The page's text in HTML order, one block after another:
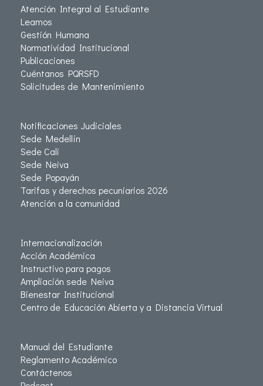
Atención Integral al Estudiante
Leamos
Gestión Humana
Normatividad Institucional
Publicaciones
Cuéntanos PQRSFD
Solicitudes de Mantenimiento
Notificaciones Judiciales
Sede Medellín
Sede Cali
Sede Neiva
Sede Popayán
Tarifas y derechos pecuniarios 2026
Atención a la comunidad
Internacionalización
Acción Académica
Instructivo para pagos
Ampliación sede Neiva
Bienestar Institucional
Centro de Educación Abierta y a Distancia Virtual
Manual del Estudiante
Reglamento Académico
Contáctenos